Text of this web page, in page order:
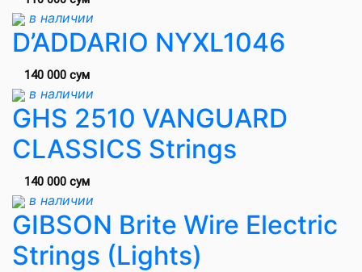
в наличии
D’ADDARIO NYXL1046
140 000 сум
в наличии
GHS 2510 VANGUARD
CLASSICS Strings
140 000 сум
в наличии
GIBSON Brite Wire Electric
Strings (Lights)